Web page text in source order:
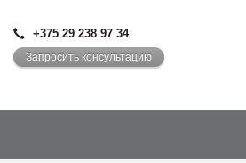
+375 29 238 97 34
Запросить консультацию